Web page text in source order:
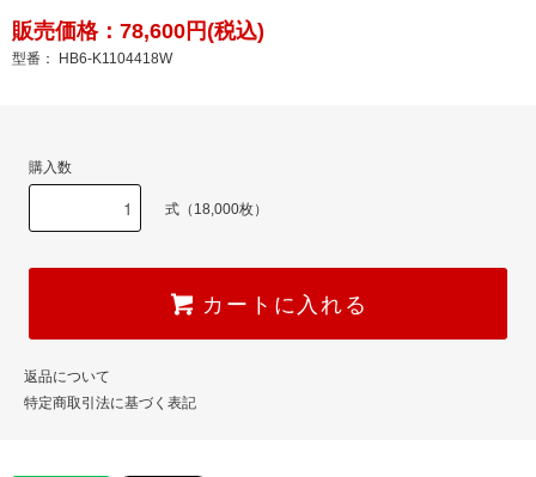
販売価格：78,600円(税込)
型番： HB6-K1104418W
購入数
式（18,000枚）
カートに入れる
返品について
特定商取引法に基づく表記